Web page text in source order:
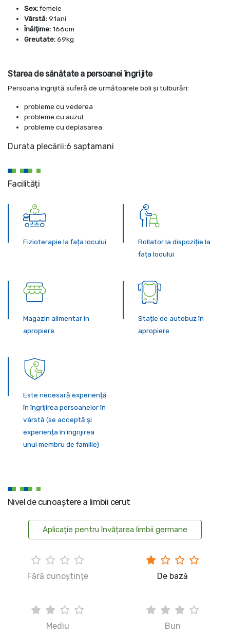
Sex:femeie
Vârstă:91ani
Înălțime:166cm
Greutate:69kg
Starea de sănătate a persoanei îngrijite
Persoana îngrijită suferă de următoarele boli și tulburări:
probleme cu vederea
probleme cu auzul
probleme cu deplasarea
Durata plecării:6 saptamani
Facilități
Fizioterapie la fața locului
Rollator la dispoziție la
fața locului
Magazin alimentar în
apropiere
Stație de autobuz în
apropiere
Este necesară experiență
în îngrijirea persoanelor în
vârstă (se acceptă și
experiența în îngrijirea
unui membru de familie)
Nivel de cunoaștere a limbii cerut
Aplicație pentru învățarea limbii germane
Fără cunoștințe De bază
Mediu Bun